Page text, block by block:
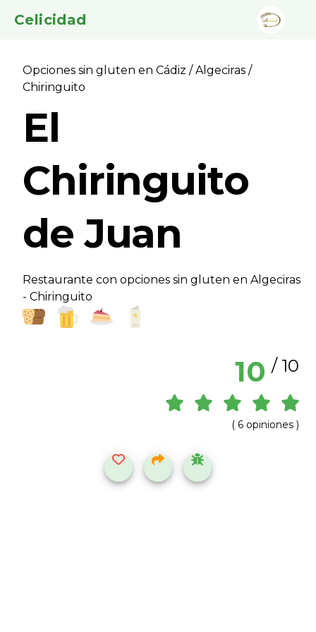
Celicidad
Opciones sin gluten en Cádiz /Algeciras /
Chiringuito
El
Chiringuito
de Juan
Restaurante con opciones sin gluten en Algeciras
- Chiringuito
10 / 10
( 6 opiniones )